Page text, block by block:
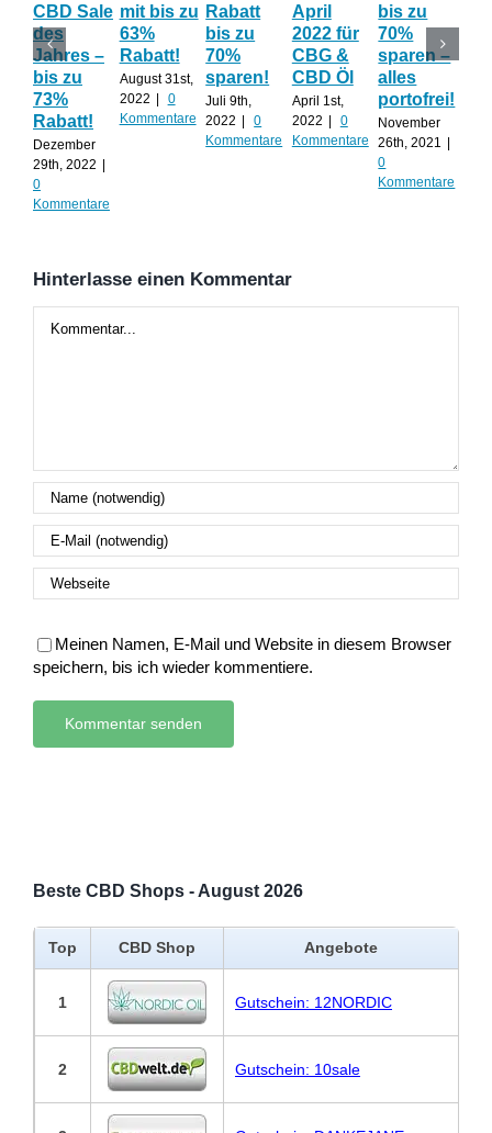
CBD Sale
des
Jahres –
bis zu
73%
Rabatt!
Dezember
29th, 2022 |
0
Kommentare
mit bis zu
63%
Rabatt!
August 31st,
2022 |
0
Kommentare
Rabatt
bis zu
70%
sparen!
Juli 9th,
2022 |
0
Kommentare
April
2022 für
CBG &
CBD Öl
April 1st,
2022 |
0
Kommentare
bis zu
70%
sparen –
alles
portofrei!
November
26th, 2021
|
0
Kommentare
Hinterlasse einen Kommentar
Meinen Namen, E-Mail und Website in diesem Browser
speichern, bis ich wieder kommentiere.
Beste CBD Shops - August 2026
Top CBD Shop Angebote
1 Gutschein: 12NORDIC
2 Gutschein: 10sale